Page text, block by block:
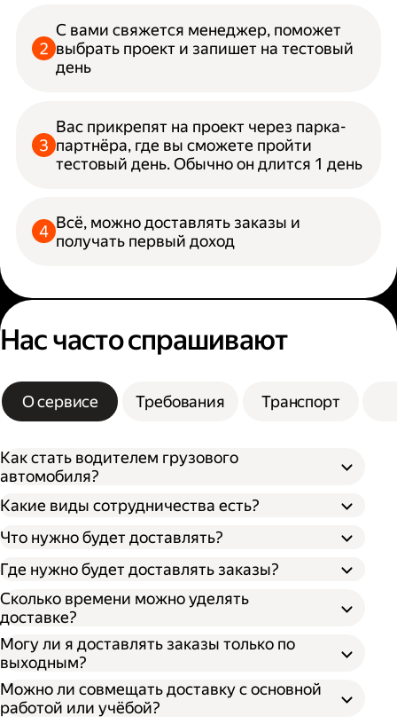
С вами свяжется менеджер, поможет
выбрать проект и запишет на тестовый
день
Вас прикрепят на проект через парка-
партнёра, где вы сможете пройти
тестовый день. Обычно он длится 1 день
Всё, можно доставлять заказы и
получать первый доход
Нас часто спрашивают
О сервисе Требования Транспорт
Как стать водителем грузового
автомобиля?
Какие виды сотрудничества есть?
Через парк;
Через парк как самозанятый;
Как самозанятый;
Что нужно будет доставлять?
Где нужно будет доставлять заказы?
Сколько времени можно уделять
доставке?
Могу ли я доставлять заказы только по
выходным?
Можно ли совмещать доставку с основной
работой или учёбой?